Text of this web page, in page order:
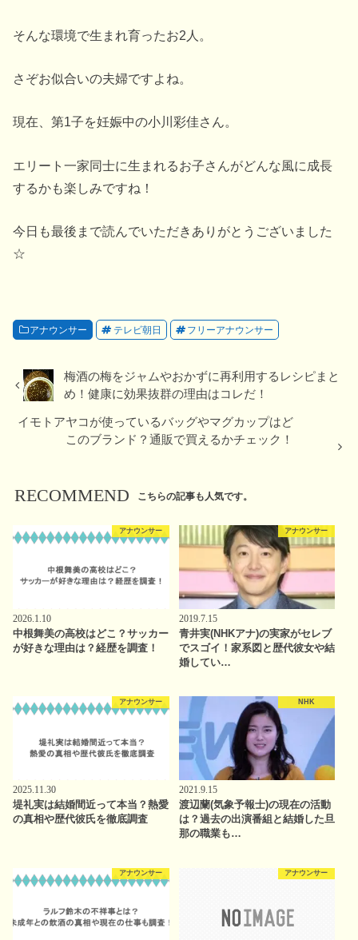
そんな環境で生まれ育ったお2人。
さぞお似合いの夫婦ですよね。
現在、第1子を妊娠中の小川彩佳さん。
エリート一家同士に生まれるお子さんがどんな風に成長
するかも楽しみですね！
今日も最後まで読んでいただきありがとうございました
☆
アナウンサー テレビ朝日 フリーアナウンサー
梅酒の梅をジャムやおかずに再利用するレシピまと
め！健康に効果抜群の理由はコレだ！
イモトアヤコが使っているバッグやマグカップはど
このブランド？通販で買えるかチェック！
RECOMMEND こちらの記事も人気です。
アナウンサー
2026.1.10
中根舞美の高校はどこ？サッカー
が好きな理由は？経歴を調査！
アナウンサー
2019.7.15
青井実(NHKアナ)の実家がセレブ
でスゴイ！家系図と歴代彼女や結
婚してい…
アナウンサー
2025.11.30
堤礼実は結婚間近って本当？熱愛
の真相や歴代彼氏を徹底調査
NHK
2021.9.15
渡辺蘭(気象予報士)の現在の活動
は？過去の出演番組と結婚した旦
那の職業も…
アナウンサー アナウンサー